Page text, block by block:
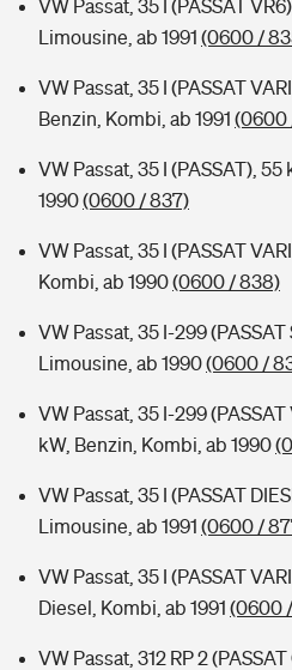
VW Passat, 35 I (PASSAT
Limousine, ab 1991 (0600 /
VW Passat, 35 I (PASSAT
Benzin, Kombi, ab 1991 (0600
VW Passat, 35 I (PASSAT),
1990(0600 / 837)
VW Passat, 35 I (PASSAT
Kombi, ab 1990(0600 / 838)
VW Passat, 35 I-299 (PASSAT
Limousine, ab 1990(0600 /
VW Passat, 35 I-299
kW, Benzin, Kombi, ab 1990
VW Passat, 35 I (PASSAT
Limousine, ab 1991 (0600 /
VW Passat, 35 I (PASSAT
Diesel, Kombi, ab 1991 (0600
VW Passat, 312 RP 2